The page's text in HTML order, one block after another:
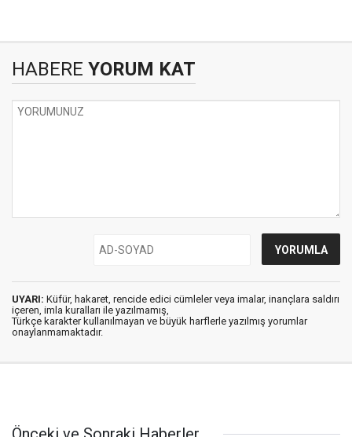
HABERE YORUM KAT
UYARI: Küfür, hakaret, rencide edici cümleler veya imalar, inançlara saldırı
içeren, imla kuralları ile yazılmamış,
Türkçe karakter kullanılmayan ve büyük harflerle yazılmış yorumlar
onaylanmamaktadır.